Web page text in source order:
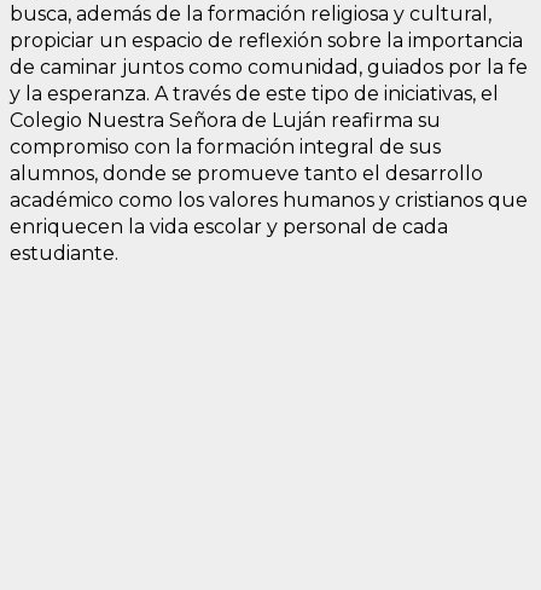
busca, además de la formación religiosa y cultural,
propiciar un espacio de reflexión sobre la importancia
de caminar juntos como comunidad, guiados por la fe
y la esperanza. A través de este tipo de iniciativas, el
Colegio Nuestra Señora de Luján reafirma su
compromiso con la formación integral de sus
alumnos, donde se promueve tanto el desarrollo
académico como los valores humanos y cristianos que
enriquecen la vida escolar y personal de cada
estudiante.